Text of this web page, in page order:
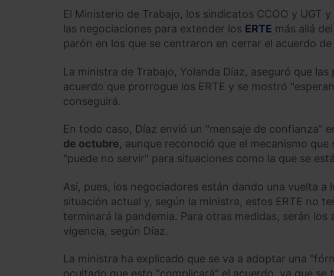
El Ministerio de Trabajo, los sindicatos CCOO y UGT
las negociaciones para extender los ERTE más allá
parón en los que se centraron en cerrar el acuerdo
La ministra de Trabajo, Yolanda Díaz, aseguró que
acuerdo que prorrogue los ERTE y se mostró
conseguirá.
En todo caso, Díaz envió un "mensaje de confianza"
de octubre, aunque reconoció que el mecanismo
"puede no servir" para situaciones como la que se
Así, pues, los negociadores están dando una vuelta a
situación actual y, según la ministra, estos ERTE no
terminará la pandemia. Para otras medidas, serán
vigencia, según Díaz.
La ministra ha explicado que se va a adoptar una